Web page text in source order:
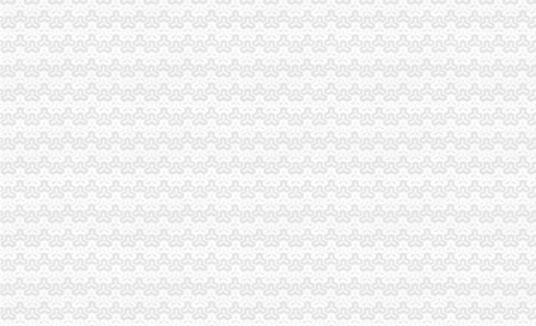
合川工商局实施对市场主体的重庆注册外贸公司分类监管
万盛区工商分局积开展“走近企业”重庆代办外贸公司活动
巴南区工商分局重庆注册外贸公司构筑联合查处防线
武隆县局外贸公司注册流程实行县城工商所竞争上岗
九龙坡局五项措施开展“制止欺诈月”外贸公司注册条件活动
巴南局三招整“注水牛肉”外贸公司注册要求
永川局采取“五抓”重庆注册进出口公司措施促进依法行政
渝北局外贸公司注册资金认真办理人大建议政协提案
万州局深入开展“更新观念、适应形势”重庆代办外贸公司大讨论活动
高新区分局外贸公司注册要求出台宽严相济六项措施方便企业年检
经开区分局从源头加农资市外贸公司注册流程场监管
巫山局农资市重庆代办外贸公司场监管取得成效
垫江局外贸公司注册四项措施加风廉政建设